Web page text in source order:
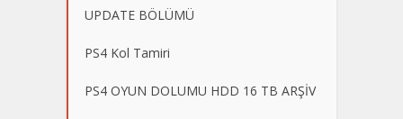
UPDATE BÖLÜMÜ
PS4 Kol Tamiri
PS4 OYUN DOLUMU HDD 16 TB ARŞİV